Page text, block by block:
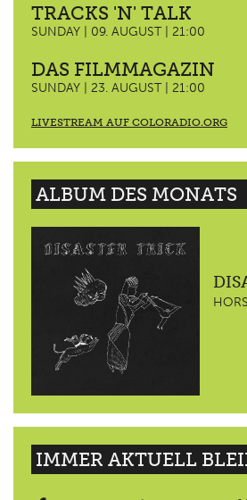
TRACKS 'N' TALK
SUNDAY | 09. AUGUST | 21:00
DAS FILMMAGAZIN
SUNDAY | 23. AUGUST | 21:00
LIVESTREAM AUF COLORADIO.ORG
ALBUM DES MONATS
IMMER AKTUELL